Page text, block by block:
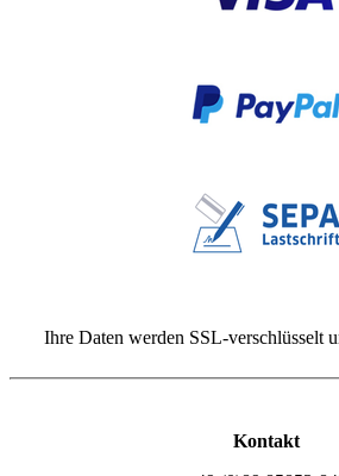
Ihre Daten werden SSL-verschlüsselt
Kontakt